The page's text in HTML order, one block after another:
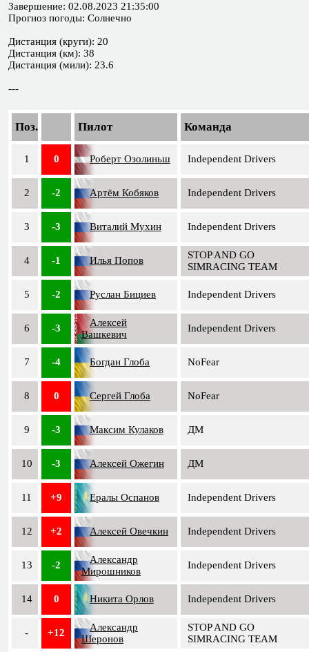
Завершение: 02.08.2023 21:35:00
Прогноз погоды: Солнечно
Дистанция (круги): 20
Дистанция (км): 38
Дистанция (мили): 23.6
---
Поз. Пилот Команда
1 0 Роберт Озолиньш Independent Drivers
2 -2 Артём Кобяков Independent Drivers
3 -3 Виталий Мухин Independent Drivers
4 -1 Илья Попов
STOP AND GO
SIMRACING TEAM
5 -2 Руслан Бициев Independent Drivers
6 -3
Алексей
Вашкевич
Independent Drivers
7 -4 Богдан Глоба NoFear
8 0 Сергей Глоба NoFear
9 -3 Максим Кулаков ДМ
10 -3 Алексей Ожегин ДМ
11 +9 Ералы Оспанов Independent Drivers
12 +2 Алексей Овечкин Independent Drivers
13 -2
Александр
Мирошников
Independent Drivers
14 0 Никита Орлов Independent Drivers
- +12
Александр
Шеронов
STOP AND GO
SIMRACING TEAM